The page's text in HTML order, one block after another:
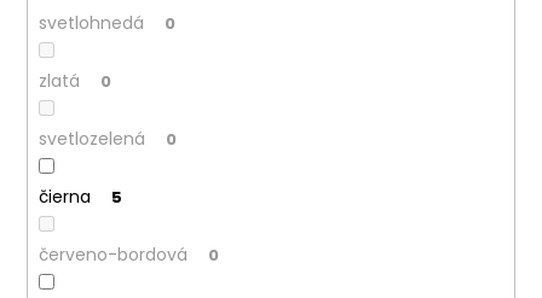
svetlohnedá 0
zlatá 0
svetlozelená 0
čierna 5
červeno-bordová 0